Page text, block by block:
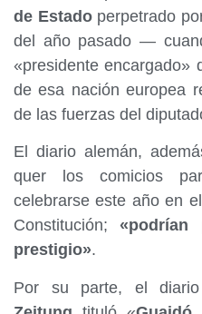
de Estadoperpetrado
del año pasado —
«presidente
de esa nación europea
de las fuerzas del
El diario alemán,
quer los comicios
celebrarse este año en
Constitución; «podrían
prestigio».
Por su parte, el diario